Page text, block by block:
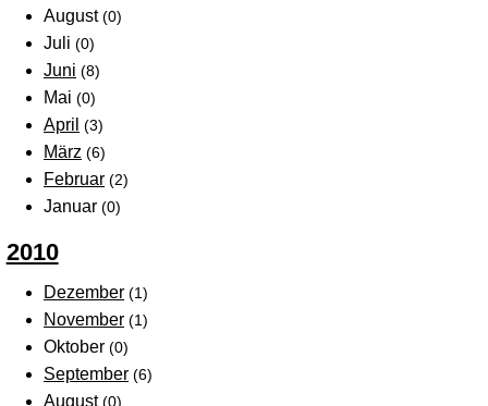
August (0)
Juli (0)
Juni (8)
Mai (0)
April (3)
März (6)
Februar (2)
Januar (0)
2010
Dezember (1)
November (1)
Oktober (0)
September (6)
August (0)